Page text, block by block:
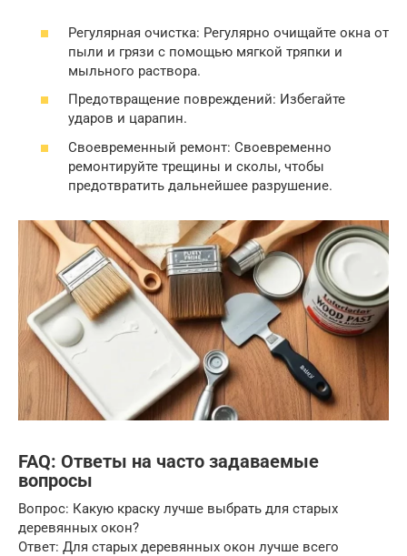
Регулярная очистка: Регулярно очищайте окна от
пыли и грязи с помощью мягкой тряпки и
мыльного раствора.
Предотвращение повреждений: Избегайте
ударов и царапин.
Своевременный ремонт: Своевременно
ремонтируйте трещины и сколы, чтобы
предотвратить дальнейшее разрушение.
FAQ: Ответы на часто задаваемые
вопросы
Вопрос: Какую краску лучше выбрать для старых
деревянных окон?
Ответ: Для старых деревянных окон лучше всего